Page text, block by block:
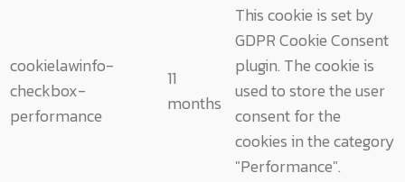
cookielawinfo-
checkbox-
performance
11
months
This cookie is set by
GDPR Cookie Consent
plugin. The cookie is
used to store the user
consent for the
cookies in the category
"Performance".